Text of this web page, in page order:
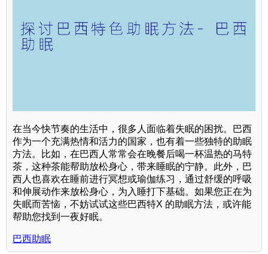
在当今快节奏的生活中，很多人面临着失眠的困扰。巴西
作为一个充满热情和活力的国家，也有着一些独特的助眠
方法。比如，在巴西人常常会在晚餐后喝一杯温热的马特
茶，这种茶能帮助放松身心，带来睡眠的宁静。此外，巴
西人也喜欢在睡前进行冥想或瑜伽练习，通过舒缓的呼吸
和伸展动作来放松身心，为入睡打下基础。如果您正在为
失眠而苦恼，不妨试试这些巴西特X 的助眠方法，或许能
帮助您找到一夜好眠。
巴西助眠